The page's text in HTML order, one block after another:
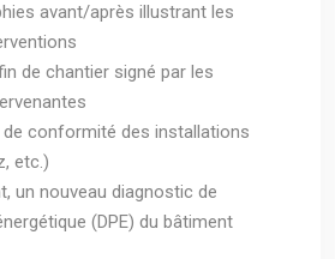
avant/après illustrant les
de chantier signé par les
conformité des installations
etc.)
un nouveau diagnostic de
(DPE) du bâtiment